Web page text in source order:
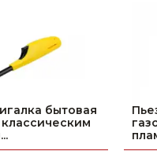
товары, инструменты
асбестовые изделия, каболка
бытовая
классическим